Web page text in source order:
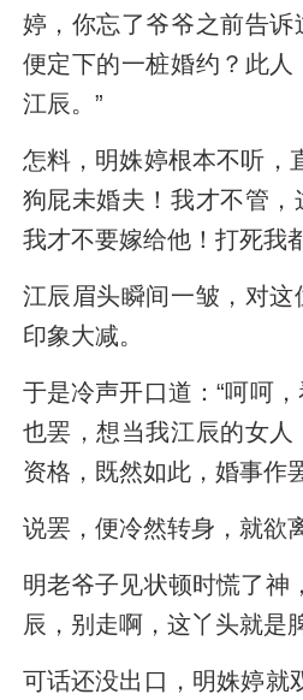
婷，你忘了爷爷之前告诉
便定下的一桩婚约？此人
江辰。”
怎料，明姝婷根本不听，
狗屁未婚夫！我才不管，
我才不要嫁给他！打死我
江辰眉头瞬间一皱，对这
印象大减。
于是冷声开口道：“呵呵
也罢，想当我江辰的女人
资格，既然如此，婚事作
说罢，便冷然转身，就欲
明老爷子见状顿时慌了神
辰，别走啊，这丫头就
可话还没出口，明姝婷就